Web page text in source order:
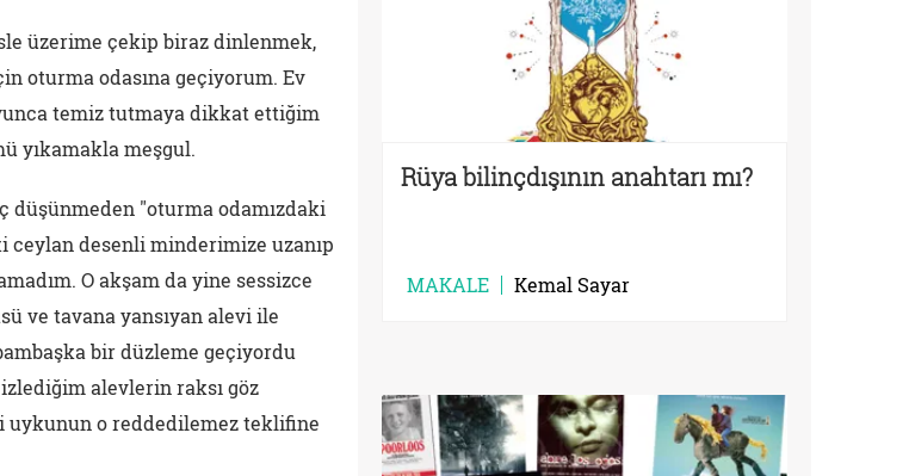
üzerime çekip biraz dinlenmek,
oturma odasına geçiyorum. Ev
temiz tutmaya dikkat ettiğim
yıkamakla meşgul.
düşünmeden "oturma odamızdaki
ceylan desenli minderimize uzanıp
O akşam da yine sessizce
ve tavana yansıyan alevi ile
bir düzleme geçiyordu
alevlerin raksı göz
uykunun o reddedilemez teklifine
Rüya bilinçdışının anahtarı mı?
MAKALE Kemal Sayar